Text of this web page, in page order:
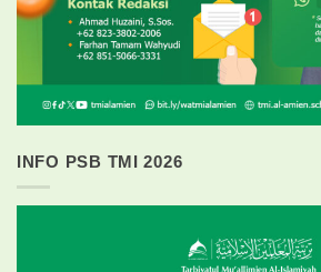
INFO PSB TMI 2026